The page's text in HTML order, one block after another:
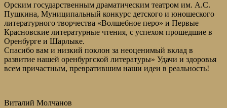
Орским государственным драматическим театром им. А.С.
Пушкина, Муниципальный конкурс детского и юношеского
литературного творчества «Волшебное перо» и Первые
Красновские литературные чтения, с успехом прошедшие в
Оренбурге и Шарлыке.
Спасибо вам и низкий поклон за неоценимый вклад в
развитие нашей оренбургской литературы» Удачи и здоровья
всем причастным, превратившим наши идеи в реальность!
Виталий Молчанов